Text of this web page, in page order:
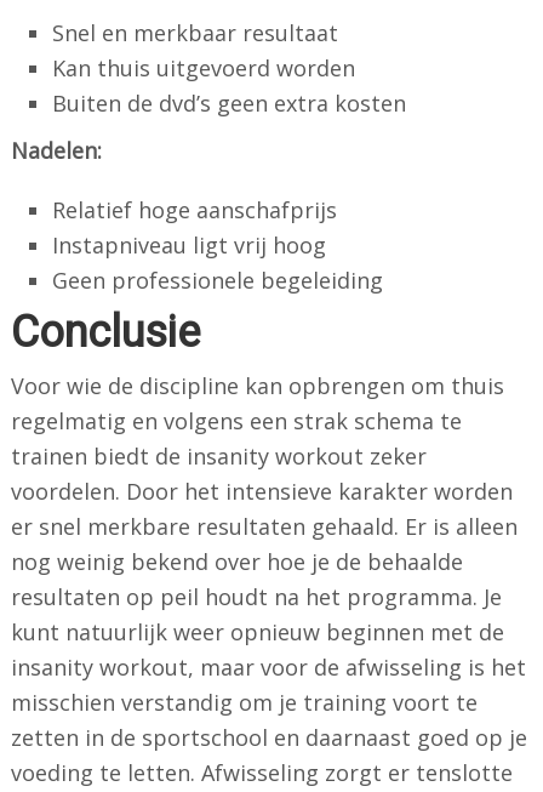
Snel en merkbaar resultaat
Kan thuis uitgevoerd worden
Buiten de dvd’s geen extra kosten
Nadelen:
Relatief hoge aanschafprijs
Instapniveau ligt vrij hoog
Geen professionele begeleiding
Conclusie
Voor wie de discipline kan opbrengen om thuis
regelmatig en volgens een strak schema te
trainen biedt de insanity workout zeker
voordelen. Door het intensieve karakter worden
er snel merkbare resultaten gehaald. Er is alleen
nog weinig bekend over hoe je de behaalde
resultaten op peil houdt na het programma. Je
kunt natuurlijk weer opnieuw beginnen met de
insanity workout, maar voor de afwisseling is het
misschien verstandig om je training voort te
zetten in de sportschool en daarnaast goed op je
voeding te letten. Afwisseling zorgt er tenslotte